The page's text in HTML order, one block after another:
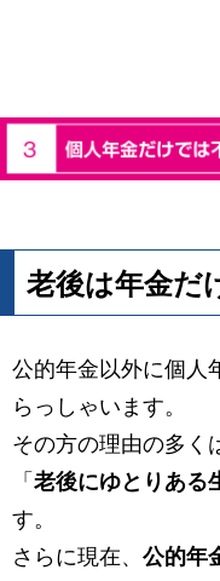
老後は年金だ
公的年金以外に個人
らっしゃいます。
その方の理由の多く
「 老後にゆとりある
す。
さらに現在、 公的年